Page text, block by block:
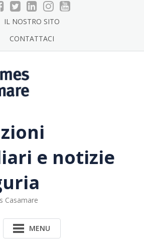
IL NOSTRO SITO
CONTATTACI
e notizie
Casamare
MENU